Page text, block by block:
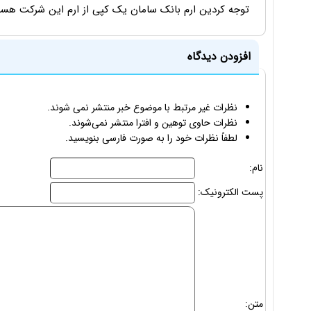
توجه کردین ارم بانک سامان یک کپی از ارم این شرکت
افزودن دیدگاه
نظرات غیر مرتبط با موضوع خبر منتشر نمی شوند.
نظرات حاوی توهین و افترا منتشر نمی‌شوند.
لطفاً نظرات خود را به صورت فارسی بنویسید.
نام:
پست الکترونیک:
متن: